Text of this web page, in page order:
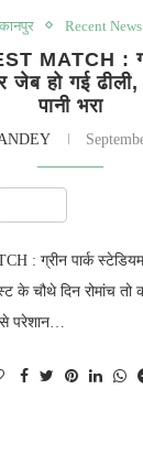
कानपुर Recent News
MATCH :
जेब हो गई ढीली,
पानी भरा
: ग्रीन पार्क
के चौथे दिन रोमांच तो
परेशान…